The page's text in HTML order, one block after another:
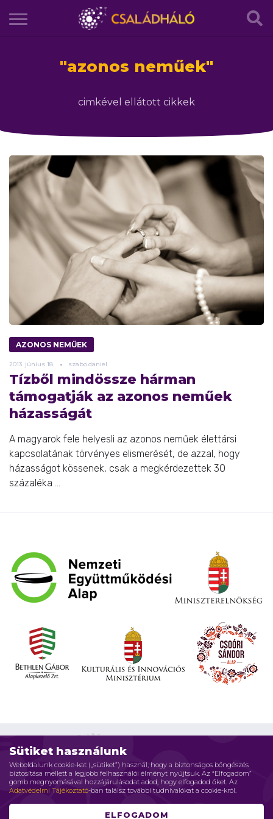
Sütiket használunk
Weboldalunk cookie-kat („sütiket”) használ, hogy a biztonságos böngészés
biztosítása mellett a legjobb felhasználói élményt nyújtsuk. Az “Elfogadom”
gomb megnyomásával hozzájárulásodat adod, hogy elfogadod őket. Az
Adatvédelmi Tájékoztató-ban találsz további tudnivalókat a cookie-król.
ELFOGADOM
"azonos neműek"
cimkével ellátott cikkek
AZONOS NEMŰEK
2013. június 18. szabo.daniel
Tízből mindössze hárman
támogatják az azonos neműek
házasságát
A magyarok fele helyesli az azonos neműek élettársi
kapcsolatának törvényes elismerését, de azzal, hogy
házasságot kössenek, csak a megkérdezettek 30
százaléka ...
Impresszum Adatvédelmi elvek Jogi nyilatkozat